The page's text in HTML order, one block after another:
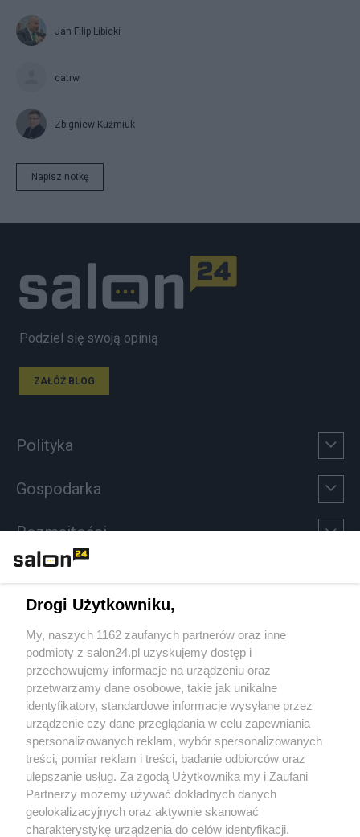
Jan Filip Libicki
catrw
Zbigniew Kuźmiuk
Napisz notkę
Podziel się swoją opinią
ZAŁÓŻ BLOG
Polityka
Gospodarka
Rozmaitości
Sport
Społeczeństwo
Kultura
X Facebook Instagram Youtube
Drogi Użytkowniku,
My, naszych 1162 zaufanych partnerów oraz inne
podmioty z salon24.pl uzyskujemy dostęp i
przechowujemy informacje na urządzeniu oraz
przetwarzamy dane osobowe, takie jak unikalne
identyfikatory, standardowe informacje wysyłane przez
urządzenie czy dane przeglądania w celu zapewniania
spersonalizowanych reklam, wybór spersonalizowanych
treści, pomiar reklam i treści, badanie odbiorców oraz
ulepszanie usług. Za zgodą Użytkownika my i Zaufani
Partnerzy możemy używać dokładnych danych
geolokalizacyjnych oraz aktywnie skanować
charakterystykę urządzenia do celów identyfikacji.